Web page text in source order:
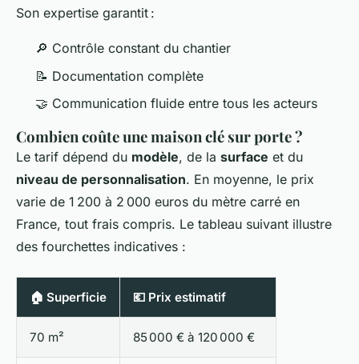
Son expertise garantit :
🔎 Contrôle constant du chantier
📝 Documentation complète
🤝 Communication fluide entre tous les acteurs
Combien coûte une maison clé sur porte ?
Le tarif dépend du modèle, de la surface et du
niveau de personnalisation. En moyenne, le prix
varie de 1 200 à 2 000 euros du mètre carré en
France, tout frais compris. Le tableau suivant illustre
des fourchettes indicatives :
🏠 Superficie 💶 Prix estimatif
70 m² 85 000 € à 120 000 €